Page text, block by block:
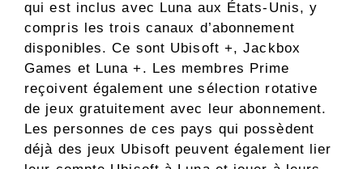
qui est inclus avec Luna aux États-Unis, y
compris les trois canaux d’abonnement
disponibles. Ce sont Ubisoft +, Jackbox
Games et Luna +. Les membres Prime
reçoivent également une sélection rotative
de jeux gratuitement avec leur abonnement.
Les personnes de ces pays qui possèdent
déjà des jeux Ubisoft peuvent également lier